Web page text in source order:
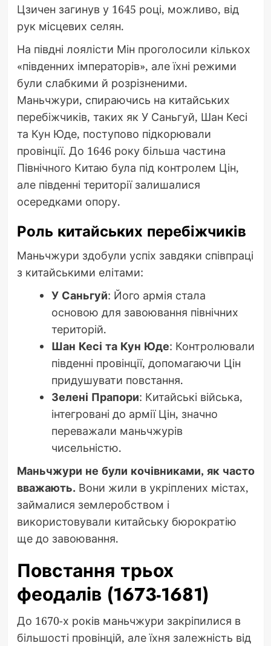
Цзичен загинув у 1645 році, можливо, від
рук місцевих селян.
На півдні лоялісти Мін проголосили кількох
«південних імператорів», але їхні режими
були слабкими й розрізненими.
Маньчжури, спираючись на китайських
перебіжчиків, таких як У Саньгуй, Шан Кесі
та Кун Юде, поступово підкорювали
провінції. До 1646 року більша частина
Північного Китаю була під контролем Цін,
але південні території залишалися
осередками опору.
Роль китайських перебіжчиків
Маньчжури здобули успіх завдяки співпраці
з китайськими елітами:
У Саньгуй: Його армія стала
основою для завоювання північних
територій.
Шан Кесі та Кун Юде: Контролювали
південні провінції, допомагаючи Цін
придушувати повстання.
Зелені Прапори: Китайські війська,
інтегровані до армії Цін, значно
переважали маньчжурів
чисельністю.
Маньчжури не були кочівниками, як часто
вважають. Вони жили в укріплених містах,
займалися землеробством і
використовували китайську бюрократію
ще до завоювання.
Повстання трьох
феодалів (1673-1681)
До 1670-х років маньчжури закріпилися в
більшості провінцій, але їхня залежність від